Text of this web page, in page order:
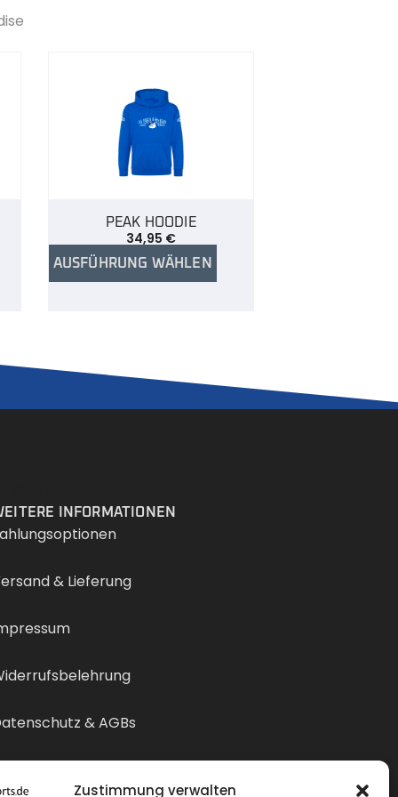
Zustimmung verwalten
PEAK HOODIE
34,95 €
AUSFÜHRUNG WÄHLEN
INFORMATIONEN
& Lieferung
& AGBs